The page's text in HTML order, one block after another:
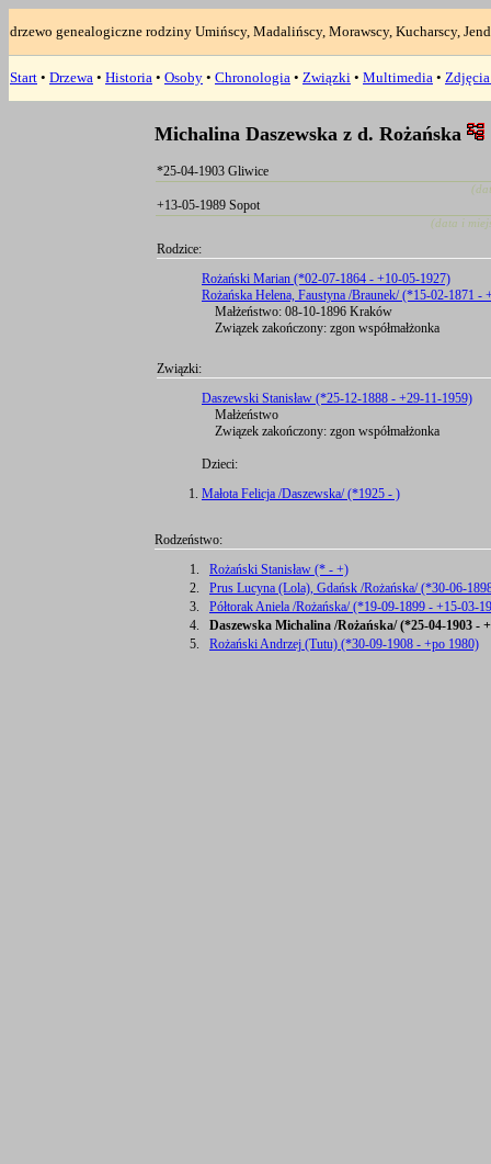
drzewo genealogiczne rodziny Umińscy, Madalińscy, Morawscy, Kucharscy,
Start • Drzewa • Historia • Osoby • Chronologia • Związki • Multimedia •
Michalina Daszewska z d. Rożańska
*25-04-1903 Gliwice
+13-05-1989 Sopot
(data i
Rodzice:
Rożański Marian (*02-07-1864 - +10-05-1927)
Rożańska Helena, Faustyna /Braunek/ (*15-02-1871 -
Małżeństwo: 08-10-1896 Kraków
Związek zakończony: zgon współmałżonka
Związki:
Daszewski Stanisław (*25-12-1888 - +29-11-1959)
Małżeństwo
Związek zakończony: zgon współmałżonka
Dzieci:
Małota Felicja /Daszewska/ (*1925 - )
Rodzeństwo:
1.
Rożański Stanisław (* - +)
2.
Prus Lucyna (Lola), Gdańsk /Rożańska/ (*30-06-
3.
Półtorak Aniela /Rożańska/ (*19-09-1899 - +15-03-
4.
Daszewska Michalina /Rożańska/ (*25-04-1903 -
5.
Rożański Andrzej (Tutu) (*30-09-1908 - +po 1980)